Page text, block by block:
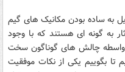
به ساده بودن مکانیک های گیم
به گونه ای هستند که با وجود
واسطه چالش های گوناگون سخت
بگوییم یکی از نکات موفقیت